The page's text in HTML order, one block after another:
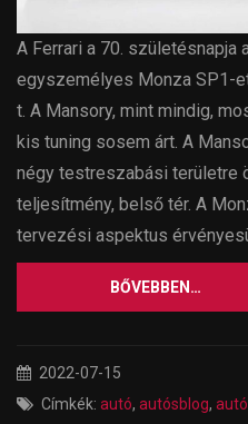
A Ferrari a 70. születésnapja
egyszemélyes Monza SP1-
t. A Mansory, mint mindig,
kis tuning sosem árt. A
négy testreszabási területre
teljesítmény, belső tér. A
tervezési aspektus
BŐVEBBEN…
2022-07-15
Címkék: autó, autósblog,